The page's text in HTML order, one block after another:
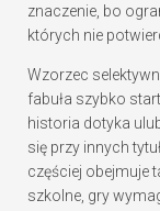
znaczenie, bo
których nie
Wzorzec
fabuła szybko
historia dotyka
się przy innych
częściej obejmuje
szkolne, gry